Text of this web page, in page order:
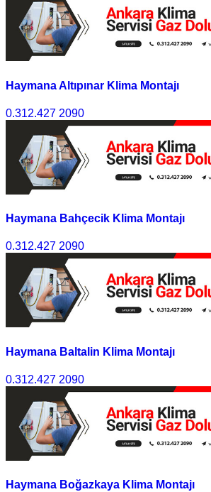
Haymana Altıpınar Klima Montajı
0.312.427 2090
Haymana Bahçecik Klima Montajı
0.312.427 2090
Haymana Baltalin Klima Montajı
0.312.427 2090
Haymana Boğazkaya Klima Montajı